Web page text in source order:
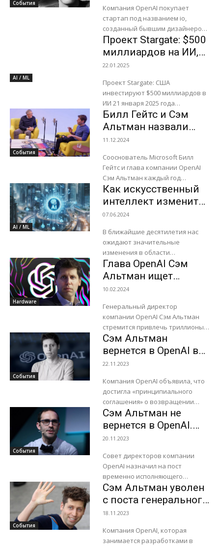
События
Компания OpenAI покупает
стартап под названием io,
созданный бывшим дизайнером
Apple Джонни Айва за 6,5 млрд.
долларов для создания устройств
с искусственным интеллектом. В
2023...
AI / ML
Проект Stargate: $500
миллиардов на ИИ,
рабочие места и
22.01.2025
Проект Stargate: США
инвестируют $500 миллиардов в
ИИ 21 января 2025 года
президент США Дональд Трамп
объявил о запуске проекта
инициативы по...
События
Билл Гейтс и Сэм
Альтман назвали
лучшие книги 2024
11.12.2024
Сооснователь Microsoft Билл
Гейтс и глава компании OpenAI
Сэм Альтман каждый год
представляют персональный
список книг, которые
желающим. В 2024 году...
AI / ML
Как искусственный
интеллект изменит
нашу жизнь к 2027
году
07.06.2024
В ближайшие десятилетия нас
ожидают значительные
изменения в области
искусственного интеллекта (AI).
Прогнозы и текущие тренды
показывают, что к 2027 году мы
можем столкнуться...
Hardware
Глава OpenAI Сэм
Альтман ищет
триллионы долларов
изменения мировой
индустрии
полупроводников
10.02.2024
Генеральный директор
компании OpenAI Сэм Альтман
стремится привлечь триллионы
долларов инвестиций для
кардинального изменения
мировой индустрии
полупроводников, сообщает The
Wall Street Journal. Возможности
систем генеративного...
События
Сэм Альтман
вернется в OpenAI в
качестве CEO
22.11.2023
Компания OpenAI объявила, что
достигла «принципиального
соглашения» о возвращении
Сэма Альтмана (Sam Altman) на
пост генерального директора.
Также в компанию вернется ее
сооснователь и...
События
Сэм Альтман не
вернется в OpenAI.
Новым главой
бывший лидер
Twitch
20.11.2023
Совет директоров компании
OpenAI назначил на пост
временно исполняющего
обязанности гендиректора
сооснователя и бывшего
руководителя платформы Twitch
Эммета Шира (Emmett Shear). В
начале этого...
События
Сэм Альтман уволен
с поста генерального
директора OpenAI
18.11.2023
Компания OpenAI, которая
занимается разработками в